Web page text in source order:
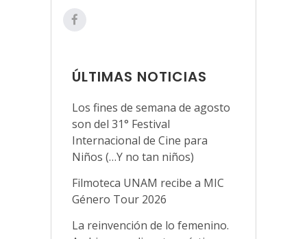
ÚLTIMAS NOTICIAS
Los fines de semana de agosto
son del 31° Festival
Internacional de Cine para
Niños (…Y no tan niños)
Filmoteca UNAM recibe a MIC
Género Tour 2026
La reinvención de lo femenino.